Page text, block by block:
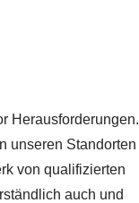
Herausforderungen.
unseren Standorten
von qualifizierten
auch und